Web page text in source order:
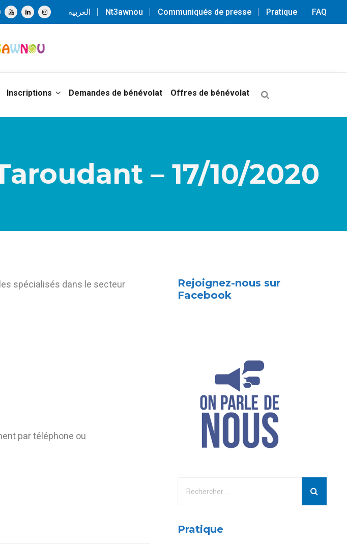
العربية Nt3awnou Communiqués de presse Pratique FAQ
Inscriptions Demandes de bénévolat Offres de bénévolat
– 17/10/2020
spécialisés dans le secteur
par téléphone ou
Rejoignez-nous sur
Facebook
Pratique